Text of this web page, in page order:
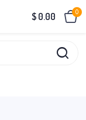
$ 0.00 0